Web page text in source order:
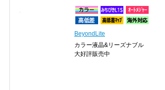
BeyondLite
カラー液晶&リーズナブル
大好評販売中